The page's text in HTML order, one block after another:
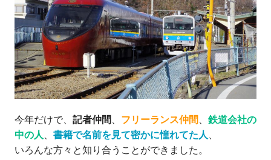
今年だけで、 記者仲間、 フリーランス仲間、 鉄道会社の
中の人、 書籍で名前を見て密かに憧れてた人、
いろんな方々と知り合うことができました。